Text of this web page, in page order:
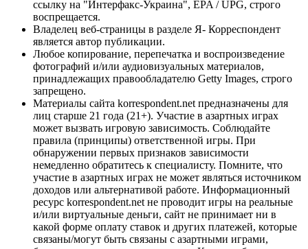
ссылку на "Интерфакс-Украина", EPA / UPG, строго
воспрещается.
Владелец веб-страницы в разделе Я- Корреспондент
является автор публикации.
Любое копирование, перепечатка и воспроизведение
фотографий и/или аудиовизуальных материалов,
принадлежащих правообладателю Getty Images, строго
запрещено.
Материалы сайта korrespondent.net предназначены для
лиц старше 21 года (21+). Участие в азартных играх
может вызвать игровую зависимость. Соблюдайте
правила (принципы) ответственной игры. При
обнаружении первых признаков зависимости
немедленно обратитесь к специалисту. Помните, что
участие в азартных играх не может являться источником
доходов или альтернативой работе. Информационный
ресурс korrespondent.net не проводит игры на реальные
и/или виртуальные деньги, сайт не принимает ни в
какой форме оплату ставок и других платежей, которые
связаны/могут быть связаны с азартными играми,